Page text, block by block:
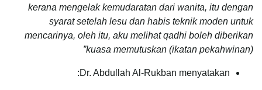
kerana mengelak kemudaratan dari wanita, itu dengan
syarat setelah lesu dan habis teknik moden untuk
mencarinya, oleh itu, aku melihat qadhi boleh diberikan
kuasa memutuskan (ikatan pekahwinan)”
Dr. Abdullah Al-Rukban menyatakan: